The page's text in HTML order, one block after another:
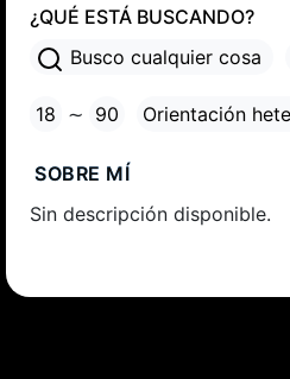
¿QUÉ ESTÁ BUSCANDO?
Busco cualquier cosa
18 ∼ 90 Orientación
SOBRE MÍ
Sin descripción disponible.